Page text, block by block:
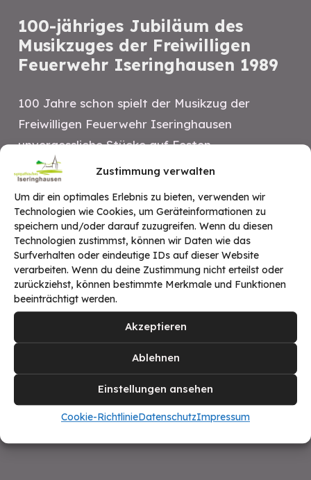
Zustimmung verwalten
Um dir ein optimales Erlebnis zu bieten, verwenden wir
Technologien wie Cookies, um Geräteinformationen zu
speichern und/oder darauf zuzugreifen. Wenn du diesen
Technologien zustimmst, können wir Daten wie das
Surfverhalten oder eindeutige IDs auf dieser Website
verarbeiten. Wenn du deine Zustimmung nicht erteilst oder
zurückziehst, können bestimmte Merkmale und Funktionen
beeinträchtigt werden.
Akzeptieren
Ablehnen
Einstellungen ansehen
Cookie-RichtlinieDatenschutzImpressum
100-jähriges Jubiläum des
Musikzuges der Freiwilligen
Feuerwehr Iseringhausen 1989
100 Jahre schon spielt der Musikzug der
Freiwilligen Feuerwehr Iseringhausen
unvergessliche Stücke auf Festen,
Veranstaltungen oder dem traditionellen
Schützenfest. Jetzt sind auch sie endlich mal
mit dem feiern dran!